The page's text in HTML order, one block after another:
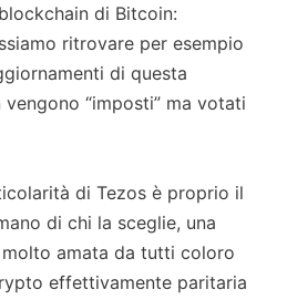
di Bitcoin:
ritrovare per esempio
di questa
“imposti” ma votati
di Tezos è proprio il
di chi la sceglie, una
amata da tutti coloro
effettivamente paritaria